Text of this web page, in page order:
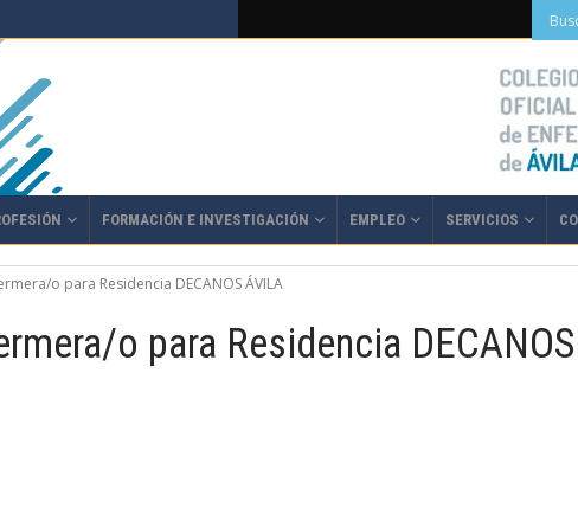
FORMACIÓN E INVESTIGACIÓN EMPLEO SERVICIOS
o para Residencia DECANOS ÁVILA
o para Residencia